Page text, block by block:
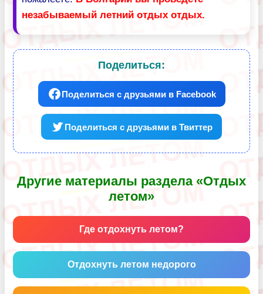
незабываемый летний отдых отдых.
Поделиться:
Поделиться с друзьями в Facebook
Поделиться с друзьями в Твиттер
Другие материалы раздела «Отдых
летом»
Где отдохнуть летом?
Отдохнуть летом недорого